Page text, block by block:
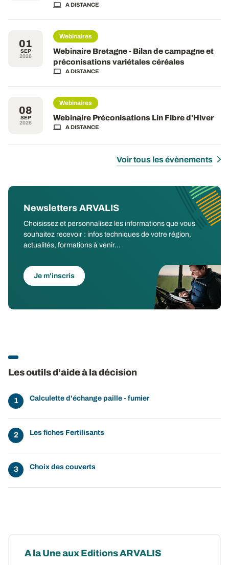
A DISTANCE
01
SEP
2026
Webinaires
Webinaire Bretagne - Bilan de campagne et
préconisations variétales céréales
A DISTANCE
08
SEP
2026
Webinaires
Webinaire Préconisations Lin Fibre d'Hiver
A DISTANCE
Voir tous les évènements
Newsletters ARVALIS
Choisissez et personnalisez les informations que vous
souhaitez recevoir : infos techniques de votre région,
actualités, formations à venir...
Je m'inscris
Les outils d’aide à la décision
Calculette d'échange paille - fumier
Les fiches Fertilisants
Choix des couverts
A la Une aux Editions ARVALIS